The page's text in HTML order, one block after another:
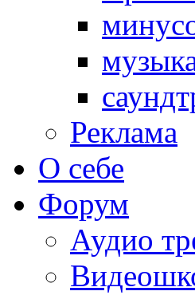
Реклама
О себе
Форум
Аудио